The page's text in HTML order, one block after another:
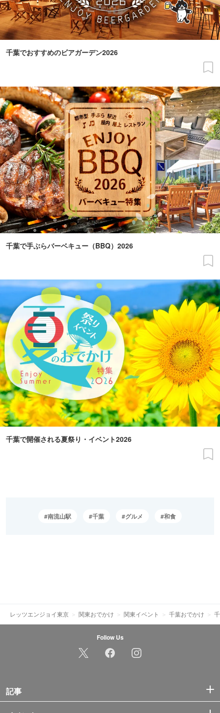
千葉でおすすめのビアガーデン2026
千葉で手ぶらバーベキュー（BBQ）2026
千葉で開催される夏祭り・イベント2026
南流山駅 千葉 グルメ 和食
レッツエンジョイ東京 関東おでかけ 関東イベント 千葉おでかけ
Follow Us
記事